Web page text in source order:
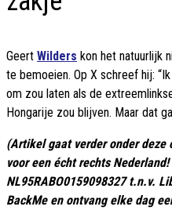
Geert Wilders kon het natuurlijk
te bemoeien. Op X schreef hij:
om zou laten als de
Hongarije zou blijven. Maar dat
(Artikel gaat verder onder
voor een écht rechts
NL95RABO0159098327 t.n.v.
BackMe en ontvang elke dag